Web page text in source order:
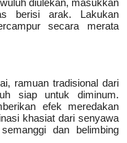
berisi arak. Lakukan
secara merata
ramuan tradisional dari
siap untuk diminum.
efek meredakan
khasiat dari senyawa
dan belimbing